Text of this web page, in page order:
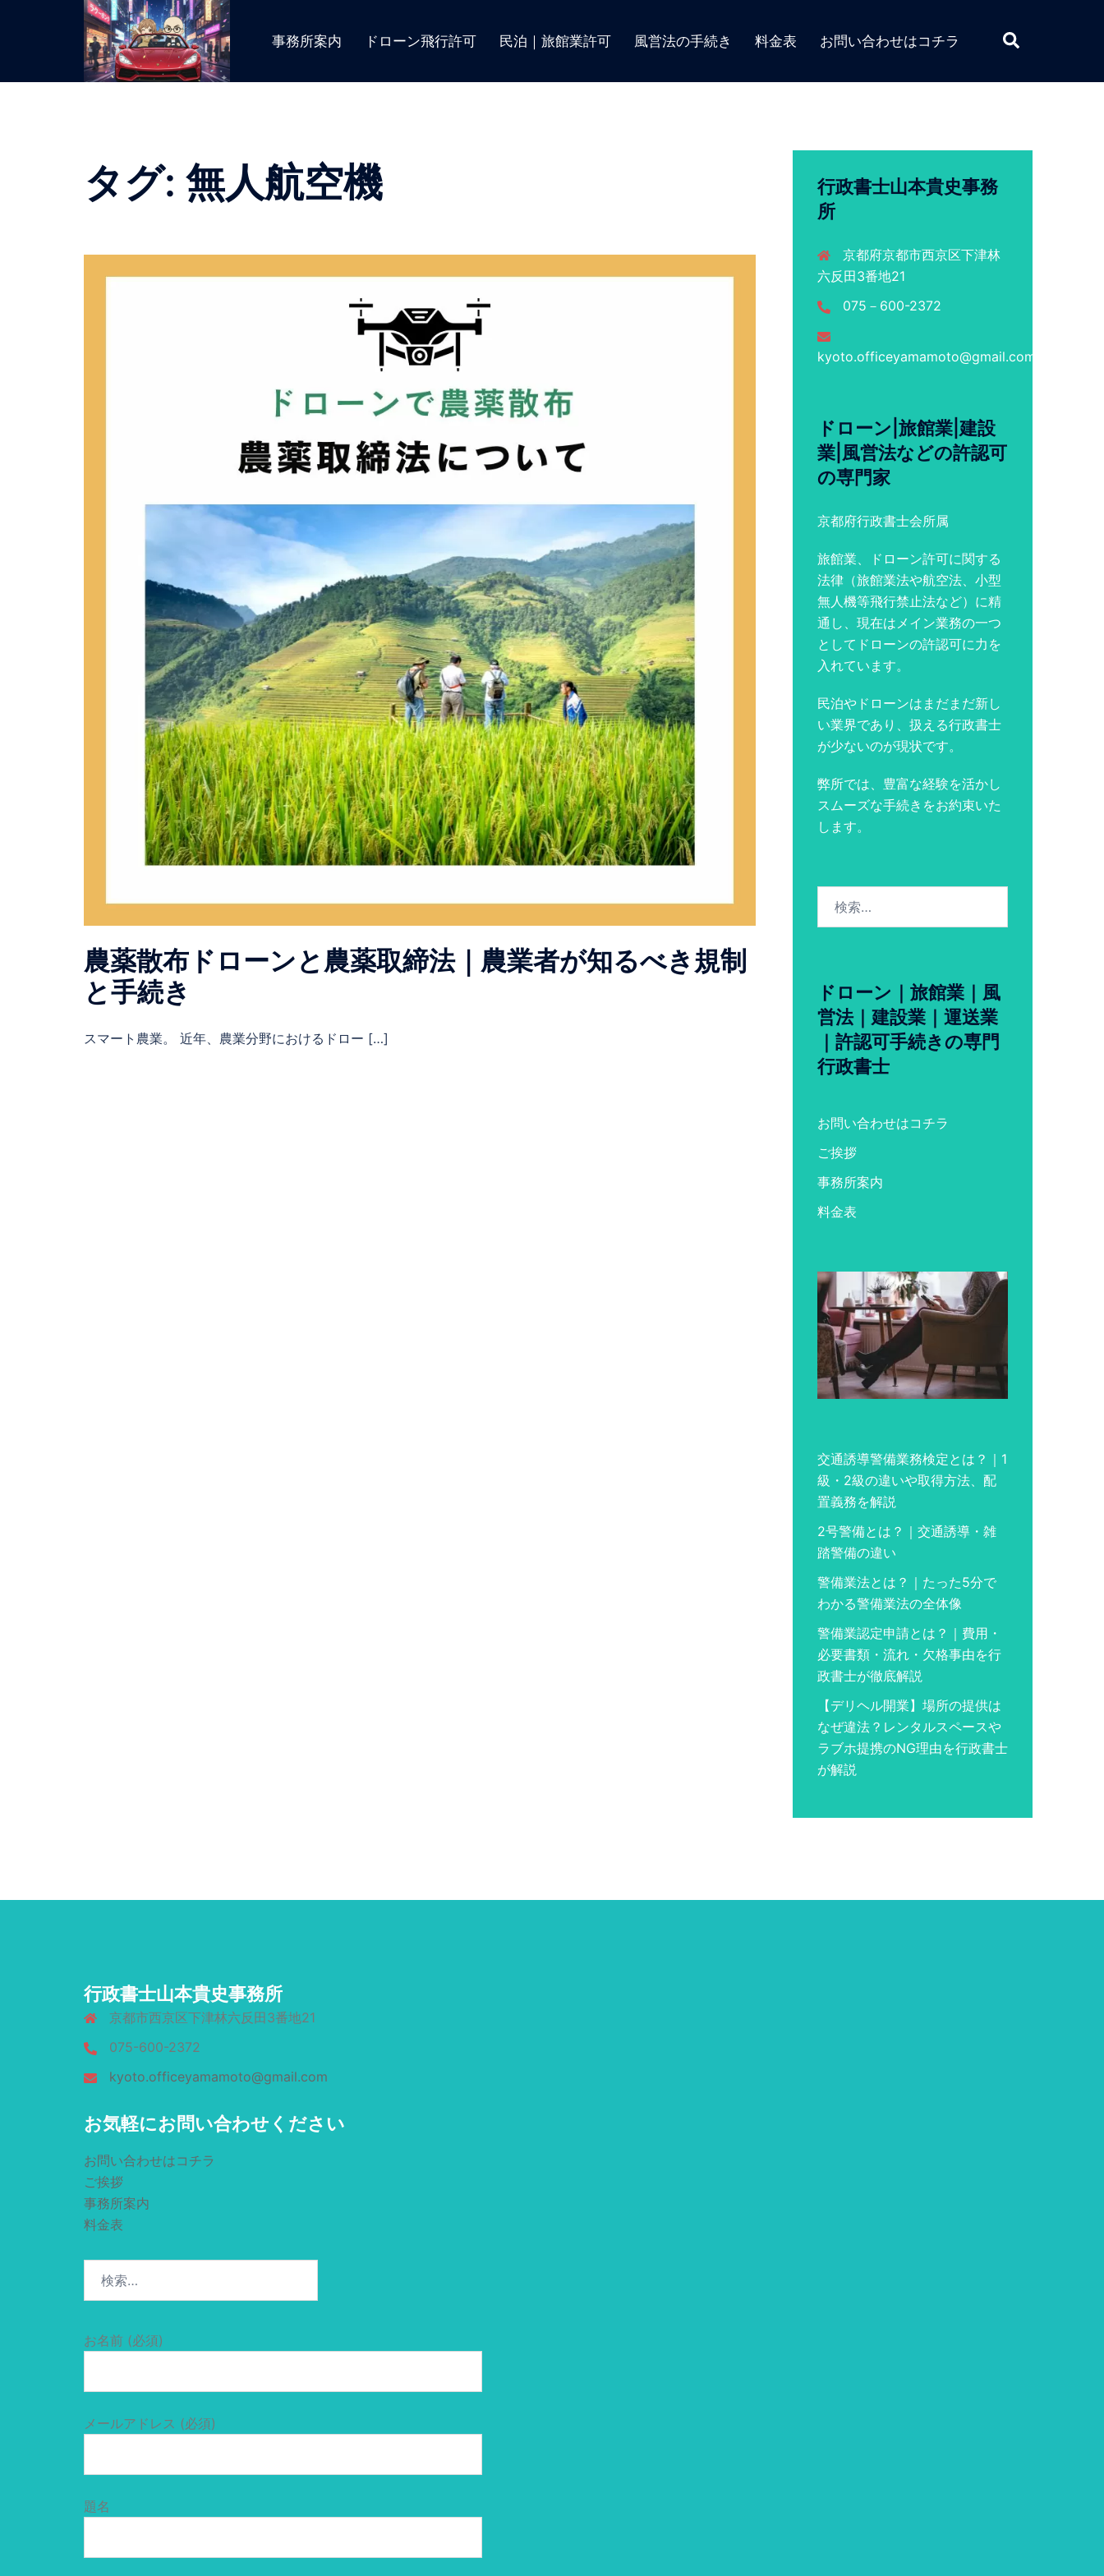
事務所案内 ドローン飛行許可 民泊｜旅館業許可 風営法の手続き 料金表 お問い合わせはコチラ
検
索
タグ: 無人航空機
農薬散布ドローンと農薬取締法｜農業者が知るべき規制
と手続き
スマート農業。 近年、農業分野におけるドロー […]
行政書士山本貴史事務
所
京都府京都市西京区下津林
六反田3番地21
075－600-2372
kyoto.officeyamamoto@gmail.com
ドローン|旅館業|建設
業|風営法などの許認可
の専門家
京都府行政書士会所属
旅館業、ドローン許可に関する
法律（旅館業法や航空法、小型
無人機等飛行禁止法など）に精
通し、現在はメイン業務の一つ
としてドローンの許認可に力を
入れています。
民泊やドローンはまだまだ新し
い業界であり、扱える行政書士
が少ないのが現状です。
弊所では、豊富な経験を活かし
スムーズな手続きをお約束いた
します。
ドローン｜旅館業｜風
営法｜建設業｜運送業
｜許認可手続きの専門
行政書士
お問い合わせはコチラ
ご挨拶
事務所案内
料金表
交通誘導警備業務検定とは？｜1
級・2級の違いや取得方法、配
置義務を解説
2号警備とは？｜交通誘導・雑
踏警備の違い
警備業法とは？｜たった5分で
わかる警備業法の全体像
警備業認定申請とは？｜費用・
必要書類・流れ・欠格事由を行
政書士が徹底解説
【デリヘル開業】場所の提供は
なぜ違法？レンタルスペースや
ラブホ提携のNG理由を行政書士
が解説
行政書士山本貴史事務所
京都市西京区下津林六反田3番地21
075-600-2372
kyoto.officeyamamoto@gmail.com
お気軽にお問い合わせください
お問い合わせはコチラ
ご挨拶
事務所案内
料金表
お名前 (必須)
メールアドレス (必須)
題名